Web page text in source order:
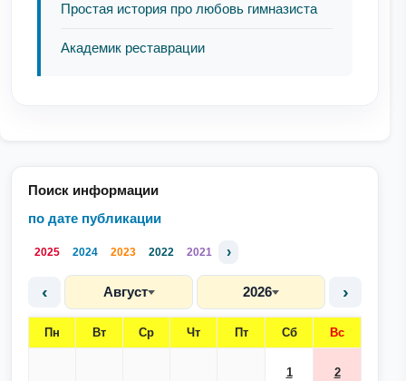
Поиск информации
по дате публикации
2025 2024 2023 2022 2021 ›
‹ Август 2026 ›
Пн Вт Ср Чт Пт Сб Вс
1 2
Простая история про любовь гимназиста
Академик реставрации